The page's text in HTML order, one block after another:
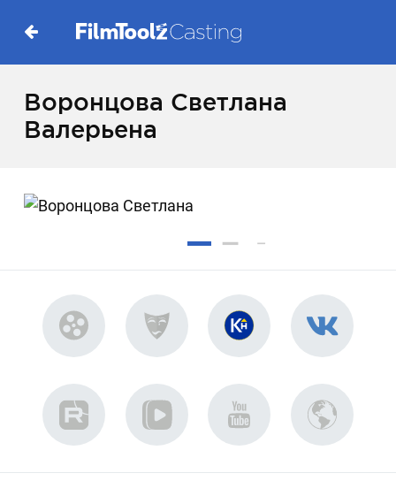
Воронцова Светлана
Валерьена